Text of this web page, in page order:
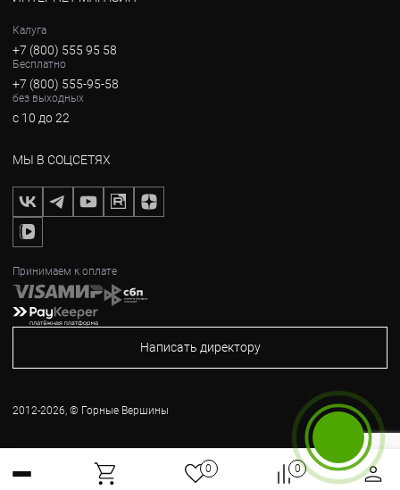
Калуга
+7 (800) 555 95 58
Бесплатно
+7 (800) 555-95-58
без выходных
с 10 до 22
МЫ В СОЦСЕТЯХ
Принимаем к оплате
Написать директору
2012-2026, © Горные Вершины
0 0
Бесплатный звонок